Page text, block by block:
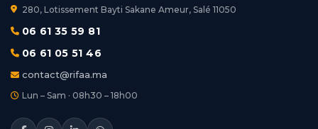
280, Lotissement Bayti Sakane Ameur, Salé 11050
06 61 35 59 81
06 61 05 51 46
contact@rifaa.ma
Lun – Sam · 08h30 – 18h00